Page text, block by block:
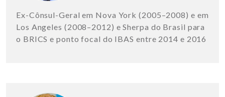
Ex-Cônsul-Geral em Nova York (2005–2008) e em
Los Angeles (2008–2012) e Sherpa do Brasil para
o BRICS e ponto focal do IBAS entre 2014 e 2016